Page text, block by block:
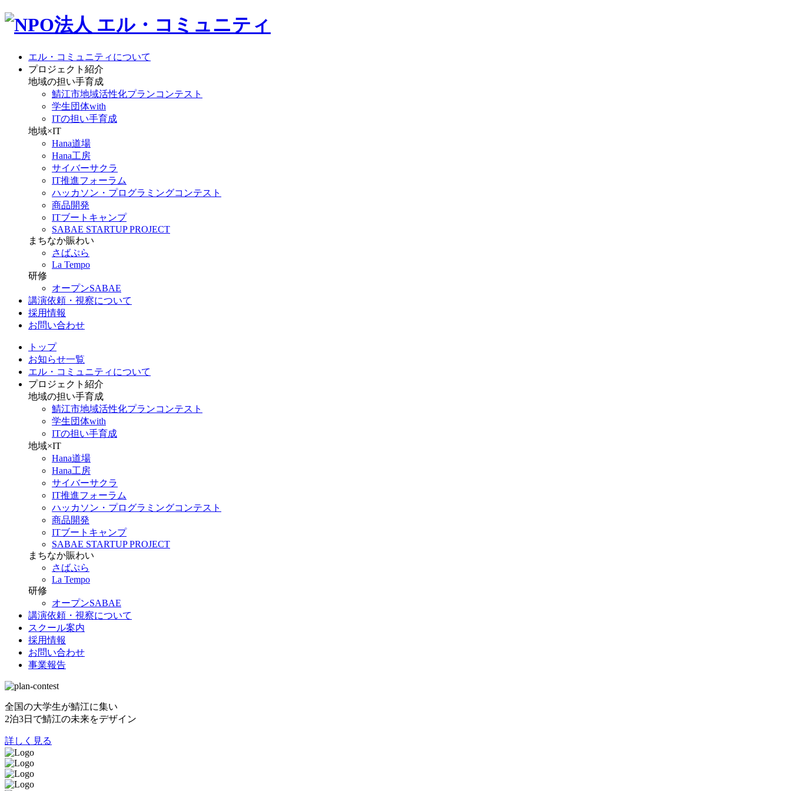
エル・コミュニティについて
プロジェクト紹介
地域の担い手育成
鯖江市地域活性化プランコンテスト
学生団体with
ITの担い手育成
地域×IT
Hana道場
Hana工房
サイバーサクラ
IT推進フォーラム
ハッカソン・プログラミングコンテスト
商品開発
ITブートキャンプ
SABAE STARTUP PROJECT
まちなか賑わい
さばぷら
La Tempo
研修
オープンSABAE
講演依頼・視察について
採用情報
お問い合わせ
トップ
お知らせ一覧
エル・コミュニティについて
プロジェクト紹介
地域の担い手育成
鯖江市地域活性化プランコンテスト
学生団体with
ITの担い手育成
地域×IT
Hana道場
Hana工房
サイバーサクラ
IT推進フォーラム
ハッカソン・プログラミングコンテスト
商品開発
ITブートキャンプ
SABAE STARTUP PROJECT
まちなか賑わい
さばぷら
La Tempo
研修
オープンSABAE
講演依頼・視察について
スクール案内
採用情報
お問い合わせ
事業報告
全国の大学生が鯖江に集い
2泊3日で鯖江の未来をデザイン
詳しく見る